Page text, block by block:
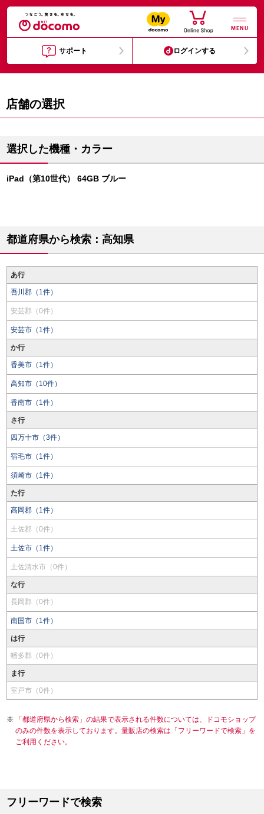
MENU
サポート ログインする
店舗の選択
選択した機種・カラー
iPad（第10世代） 64GB ブルー
都道府県から検索：高知県
あ行
吾川郡（1件）
安芸郡（0件）
安芸市（1件）
か行
香美市（1件）
高知市（10件）
香南市（1件）
さ行
四万十市（3件）
宿毛市（1件）
須崎市（1件）
た行
高岡郡（1件）
土佐郡（0件）
土佐市（1件）
土佐清水市（0件）
な行
長岡郡（0件）
南国市（1件）
は行
幡多郡（0件）
ま行
室戸市（0件）
「都道府県から検索」の結果で表示される件数については、ドコモショップ
のみの件数を表示しております。量販店の検索は「フリーワードで検索」を
ご利用ください。
フリーワードで検索